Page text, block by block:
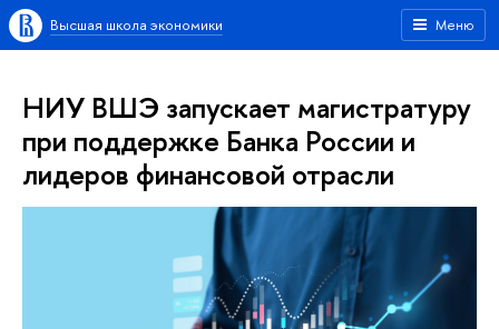
Меню
Высшая школа экономики
НИУ ВШЭ запускает магистратуру
при поддержке Банка России и
лидеров финансовой отрасли